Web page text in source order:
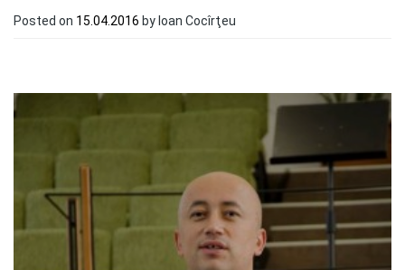
Posted on 15.04.2016 by Ioan Cocîrţeu